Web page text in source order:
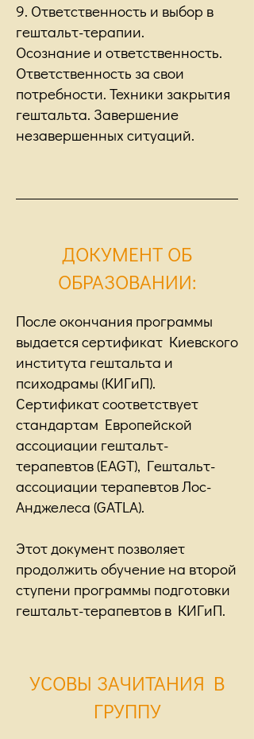
9. Ответственность и выбор в
гештальт-терапии.
Осознание и ответственность.
Ответственность за свои
потребности. Техники закрытия
гештальта. Завершение
незавершенных ситуаций.
ДОКУМЕНТ ОБ
ОБРАЗОВАНИИ:
После окончания программы
выдается сертификат Киевского
института гештальта и
психодрамы (КИГиП).
Сертификат соответствует
стандартам Европейской
ассоциации гештальт-
терапевтов (EAGT), Гештальт-
ассоциации терапевтов Лос-
Анджелеса (GATLA).
Этот документ позволяет
продолжить обучение на второй
ступени программы подготовки
гештальт-терапевтов в КИГиП.
УСОВЫ ЗАЧИТАНИЯ В
ГРУППУ